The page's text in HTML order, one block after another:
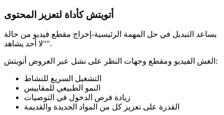
أتويتش كأداة لتعزيز المحتوى
يساعد التبديل في حل المهمة الرئيسية-إخراج مقطع فيديو من حالة
"لا أحد يشاهد".
الغش الفيديو ومقطع وجهات النظر على نشل عبر العروض أتويتش:
التشغيل السريع للنشاط
النمو الطبيعي للمقاييس
زيادة فرص الدخول في التوصيات
القدرة على تعزيز كل من المواد الجديدة والقديمة